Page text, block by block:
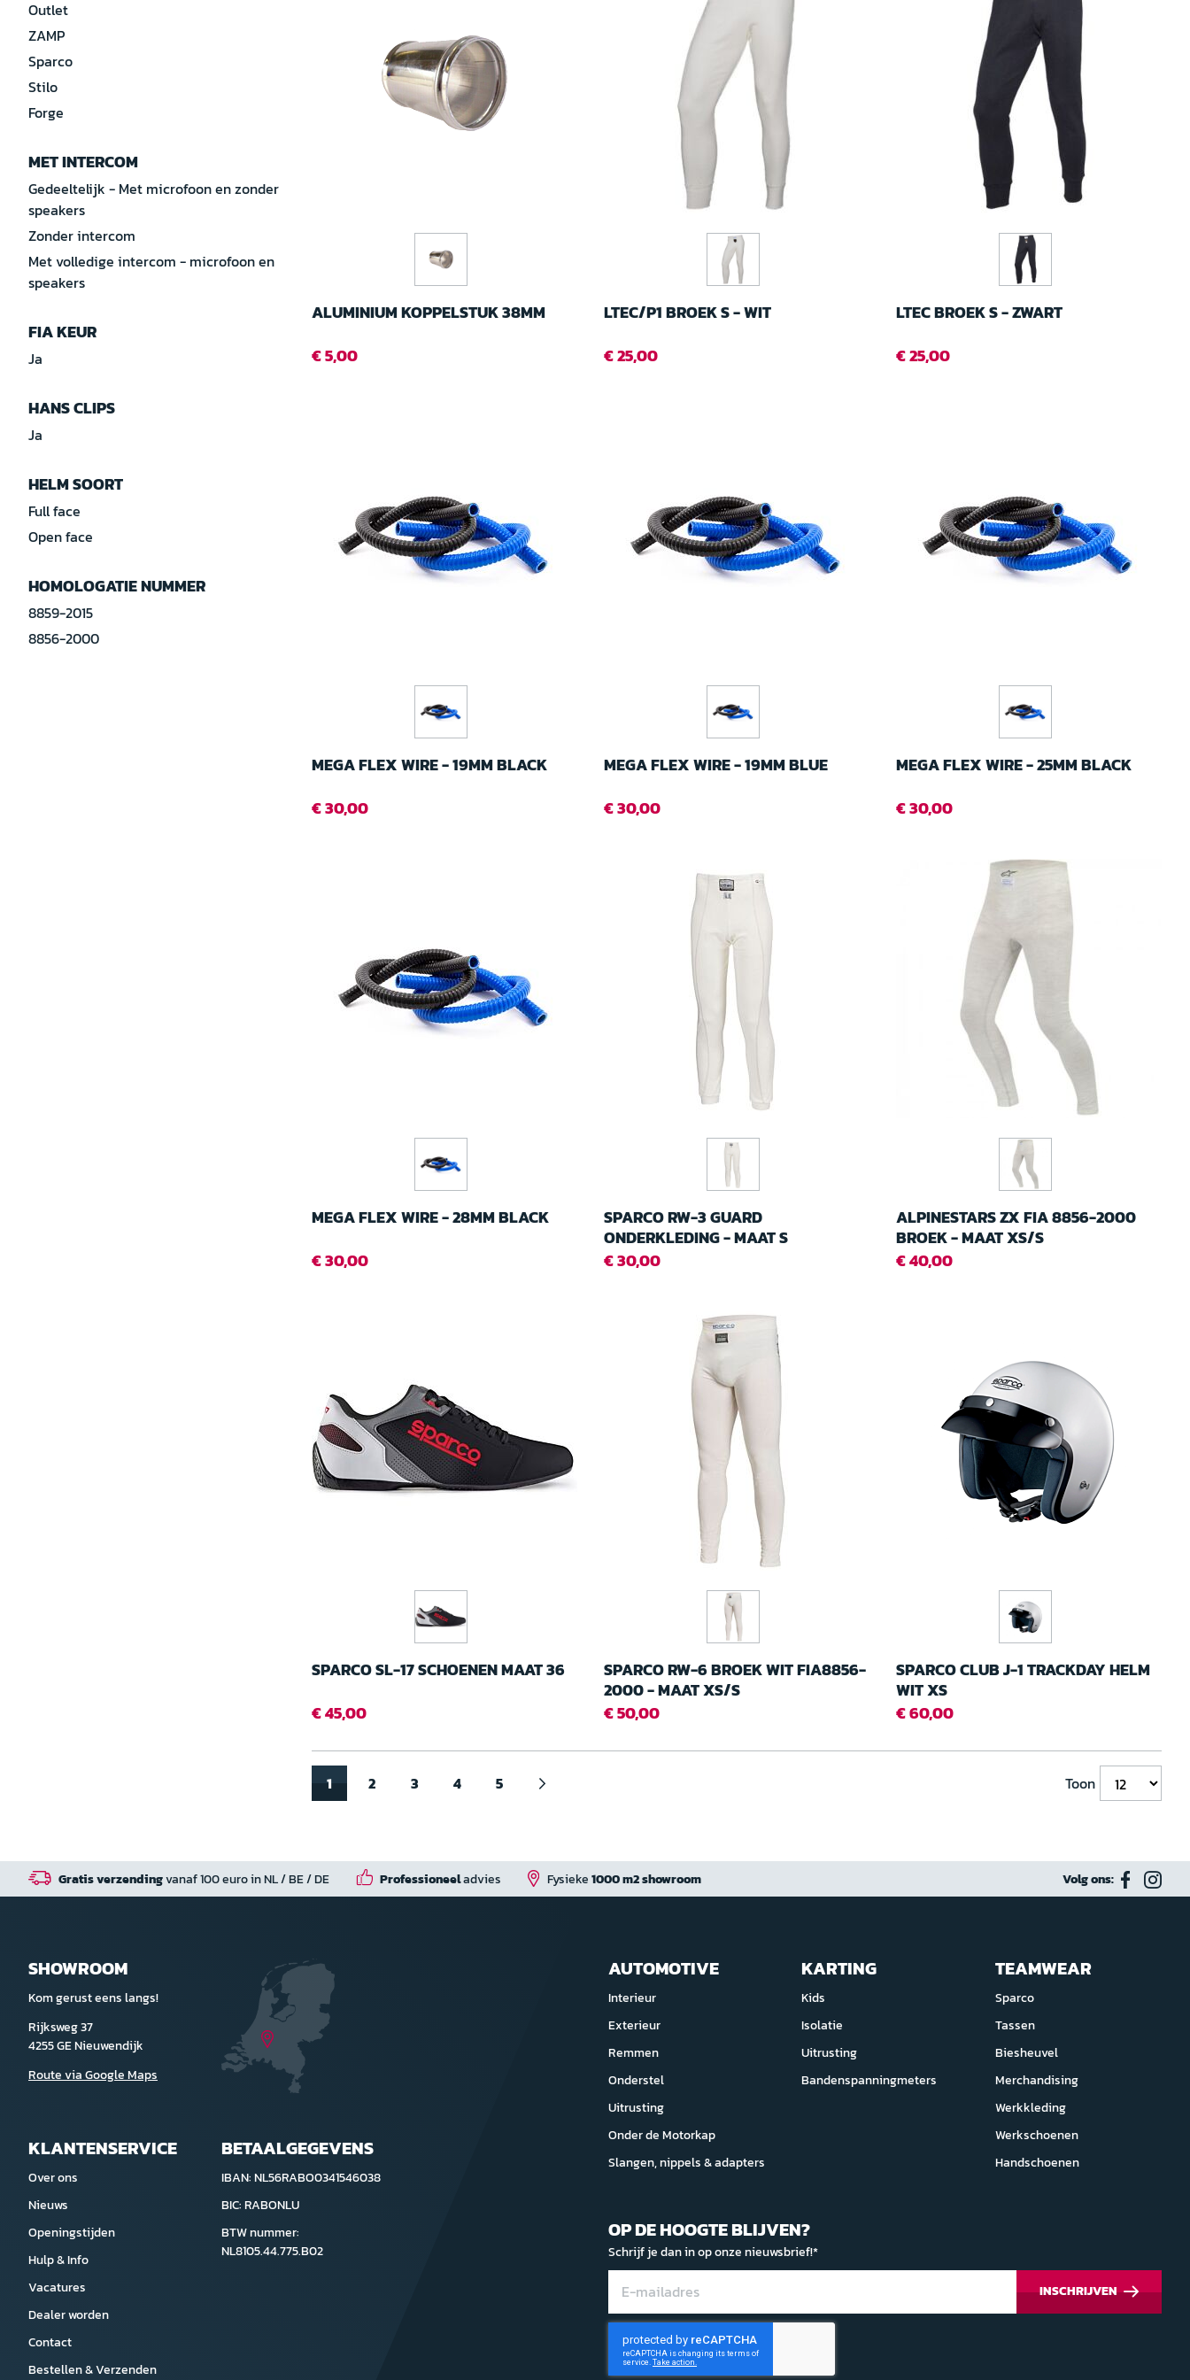
ALUMINIUM KOPPELSTUK 38MM
€ 5,00
LTEC/P1 BROEK S - WIT
€ 25,00
LTEC BROEK S - ZWART
€ 25,00
MEGA FLEX WIRE - 19MM BLACK
€ 30,00
MEGA FLEX WIRE - 19MM BLUE
€ 30,00
MEGA FLEX WIRE - 25MM BLACK
€ 30,00
MEGA FLEX WIRE - 28MM BLACK
€ 30,00
SPARCO RW-3 GUARD
ONDERKLEDING - MAAT S
€ 30,00
ALPINESTARS ZX FIA 8856-2000
BROEK - MAAT XS/S
€ 40,00
SPARCO SL-17 SCHOENEN MAAT 36
€ 45,00
SPARCO RW-6 BROEK WIT FIA8856-
2000 - MAAT XS/S
€ 50,00
SPARCO CLUB J-1 TRACKDAY HELM
WIT XS
€ 60,00
1 2 3 4 5 Pagina
Verder
Toon
Outlet
ZAMP
Sparco
Stilo
Forge
MET INTERCOM
Gedeeltelijk - Met microfoon en zonder
speakers
Zonder intercom
Met volledige intercom - microfoon en
speakers
FIA KEUR
Ja
HANS CLIPS
Ja
HELM SOORT
Full face
Open face
HOMOLOGATIE NUMMER
8859-2015
8856-2000
Gratis verzendingvanaf 100 euro in NL / BE / DE Professioneeladvies Fysieke1000 m2 showroom Volg ons:
SHOWROOM
Kom gerust eens langs!
Rijksweg 37
4255 GE Nieuwendijk
Route via Google Maps
KLANTENSERVICE
Over ons
Nieuws
Openingstijden
Hulp & Info
Vacatures
Dealer worden
Contact
Bestellen & Verzenden
BETAALGEGEVENS
IBAN: NL56RABO0341546038
BIC: RABONLU
BTW nummer:
NL8105.44.775.B02
AUTOMOTIVE
Interieur
Exterieur
Remmen
Onderstel
Uitrusting
Onder de Motorkap
Slangen, nippels & adapters
KARTING
Kids
Isolatie
Uitrusting
Bandenspanningmeters
TEAMWEAR
Sparco
Tassen
Biesheuvel
Merchandising
Werkkleding
Werkschoenen
Handschoenen
OP DE HOOGTE BLIJVEN?
Schrijf je dan in op onze nieuwsbrief!*
INSCHRIJVEN